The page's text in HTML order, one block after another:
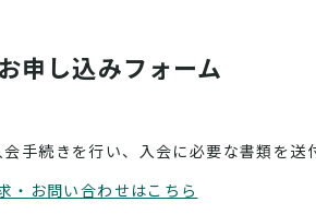
申し込みフォーム
手続きを行い、入会に必要な書類を送
・お問い合わせはこちら